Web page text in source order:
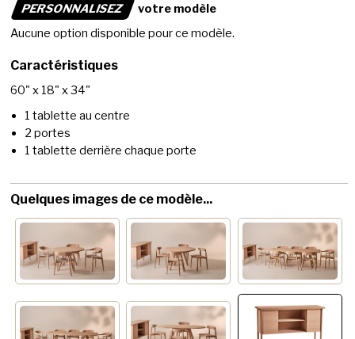
PERSONNALISEZ
votre modèle
Aucune option disponible pour ce modèle.
Caractéristiques
60" x 18" x 34"
1 tablette au centre
2 portes
1 tablette derrière chaque porte
Quelques images de ce modèle...